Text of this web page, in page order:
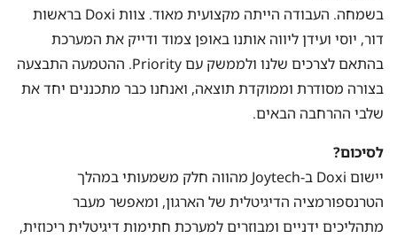
בשמחה. העבודה הייתה מקצועית מאוד. צוות Doxi בראשות
דור, יוסי ועידן ליווה אותנו באופן צמוד ודייק את המערכת
בהתאם לצרכים שלנו ולממשק עם Priority. ההטמעה התבצעה
בצורה מסודרת וממוקדת תוצאה, ואנחנו כבר מתכננים יחד את
שלבי ההרחבה הבאים.
לסיכום?
יישום Doxi ב-Joytech מהווה חלק משמעותי במהלך
הטרנספורמציה הדיגיטלית של הארגון, ומאפשר מעבר
מתהליכים ידניים ומבוזרים למערכת חתימות דיגיטלית ריכוזית,